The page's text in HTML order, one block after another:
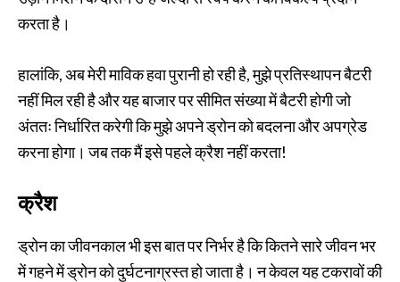
करता है।
हालांकि, अब मेरी माविक हवा पुरानी हो रही है, मुझे प्रतिस्थापन बैटरी
नहीं मिल रही है और यह बाजार पर सीमित संख्या में बैटरी होगी जो
अंततः निर्धारित करेगी कि मुझे अपने ड्रोन को बदलना और अपग्रेड
करना होगा। जब तक मैं इसे पहले क्रैश नहीं करता!
क्रैश
ड्रोन का जीवनकाल भी इस बात पर निर्भर है कि कितने सारे जीवन भर
में गहने में ड्रोन को दुर्घटनाग्रस्त हो जाता है। न केवल यह टकरावों की